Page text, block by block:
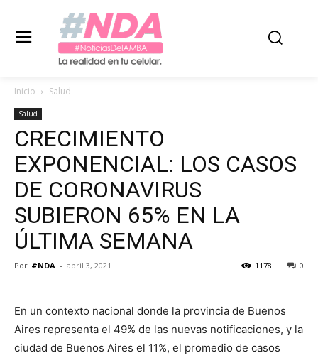
Inicio Salud
Salud
CRECIMIENTO
EXPONENCIAL: LOS CASOS
DE CORONAVIRUS
SUBIERON 65% EN LA
ÚLTIMA SEMANA
Por #NDA - abril 3, 2021 0
1178
En un contexto nacional donde la provincia de Buenos
Aires representa el 49% de las nuevas notificaciones, y la
ciudad de Buenos Aires el 11%, el promedio de casos